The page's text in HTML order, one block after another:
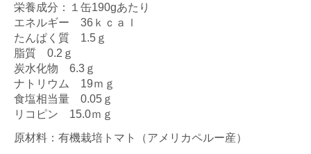
栄養成分：１缶190gあたり
エネルギー 36ｋｃａｌ
たんぱく質 1.5ｇ
脂質 0.2ｇ
炭水化物 6.3ｇ
ナトリウム 19ｍｇ
食塩相当量 0.05ｇ
リコピン 15.0ｍｇ
原材料：有機栽培トマト（アメリカペルー産）